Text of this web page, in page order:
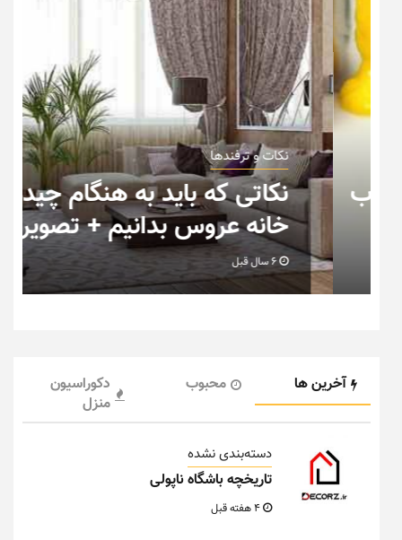
نکات و ترفندها
نکاتی که باید به هنگام چیدمان
خانه عروس بدانیم + تصویر
6 سال قبل
آخرین ها محبوب
دکوراسیون
منزل
دسته‌بندی نشده
تاریخچه باشگاه ناپولی